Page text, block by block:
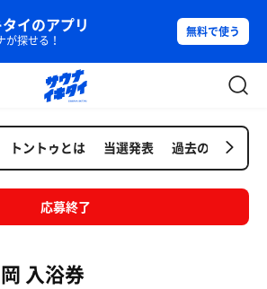
イのアプリ
が探せる！
無料で使う
トントゥとは 当選発表 過去の抽選会
応募終了
入浴券